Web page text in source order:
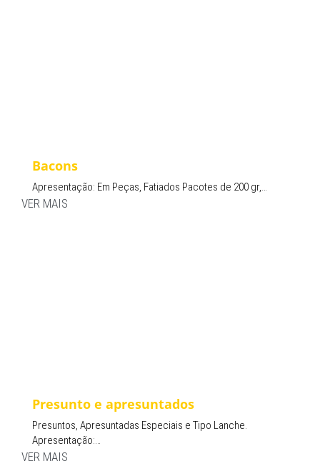
Bacons
Apresentação: Em Peças, Fatiados Pacotes de 200 gr,…
VER MAIS
Presunto e apresuntados
Presuntos, Apresuntadas Especiais e Tipo Lanche.
Apresentação:…
VER MAIS